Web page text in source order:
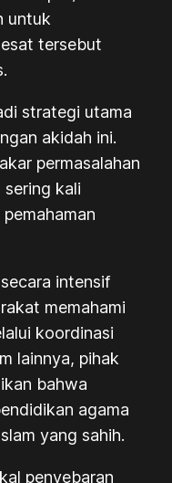
untuk
tersebut
strategi utama
akidah ini.
permasalahan
sering kali
intensif
memahami
koordinasi
lainnya, pihak
bahwa
agama
yang sahih.
penyebaran